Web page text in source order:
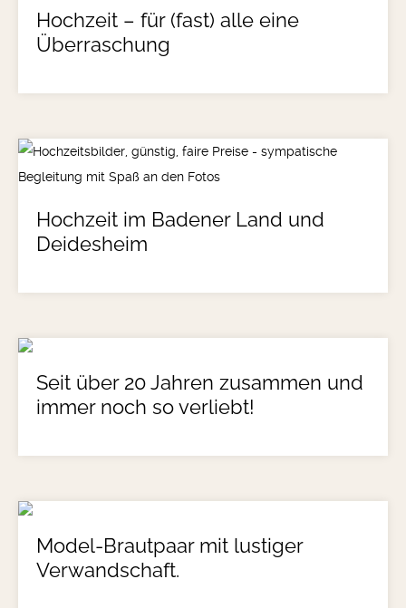
Hochzeit – für (fast) alle eine
Überraschung
Hochzeit im Badener Land und
Deidesheim
Seit über 20 Jahren zusammen und
immer noch so verliebt!
Model-Brautpaar mit lustiger
Verwandschaft.